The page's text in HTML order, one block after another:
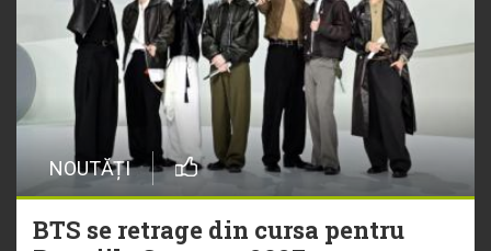
NOUTĂȚI
BTS se retrage din cursa pentru